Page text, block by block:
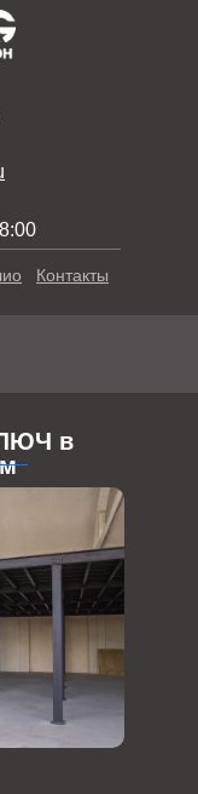
Контакты
в